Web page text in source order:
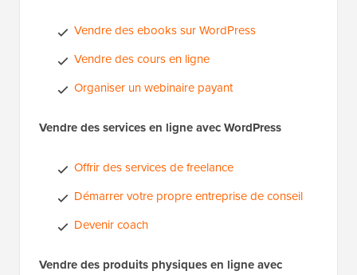
Vendre des ebooks sur WordPress
Vendre des cours en ligne
Organiser un webinaire payant
Vendre des services en ligne avec WordPress
Offrir des services de freelance
Démarrer votre propre entreprise de conseil
Devenir coach
Vendre des produits physiques en ligne avec